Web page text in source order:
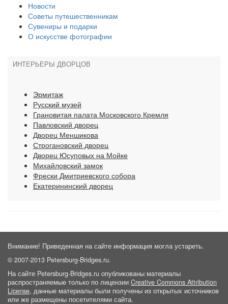
Новости
Советы путешественникам
Сувениры и подарки
О искусстве фотографии
ИНТЕРЬЕРЫ ДВОРЦОВ
Эрмитаж
Русский музей
Грановитая палата Московского Кремля
Павловский дворец
Дворец Меншикова
Строгановский дворец
Дворец Юсуповых на Мойке
Михайловский замок
Фрески Дмитриевского собора
Екатерининский дворец
Внимание! Приведенная на сайте информация могла устареть.
© 2007-2013 Petersburg-Bridges.ru.
На сайте Petersburg-Bridges.ru опубликованы материалы
распространяемые только по лицензии Creative Commons Attribution
License, данные материалы были получены из открытых источников
или же размещены посетителями сайта.